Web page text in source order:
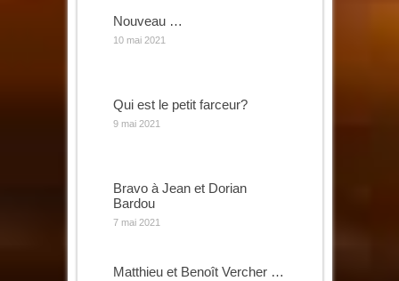
Nouveau …
10 mai 2021
Qui est le petit farceur?
9 mai 2021
Bravo à Jean et Dorian
Bardou
7 mai 2021
Matthieu et Benoît Vercher …